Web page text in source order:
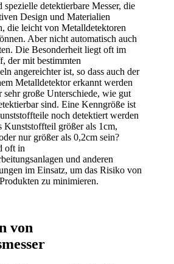
detektierbare Messer, die
Design und Materialien
die leicht von Metalldetektoren
Aber nicht automatisch auch
Die Besonderheit liegt oft im
der mit bestimmten
angereichter ist, so dass auch der
Metalldetektor erkannt werden
sehr große Unterschiede, wie gut
sind. Eine Kenngröße ist
noch detektiert werden
Kunststoffteil größer als 1cm,
nur größer als 0,2cm sein?
oft in
und anderen
im Einsatz, um das Risiko von
zu minimieren.
von